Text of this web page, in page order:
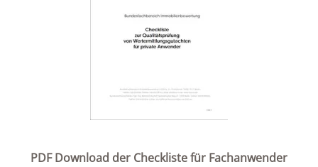
PDF Download der Checkliste für Fachanwender